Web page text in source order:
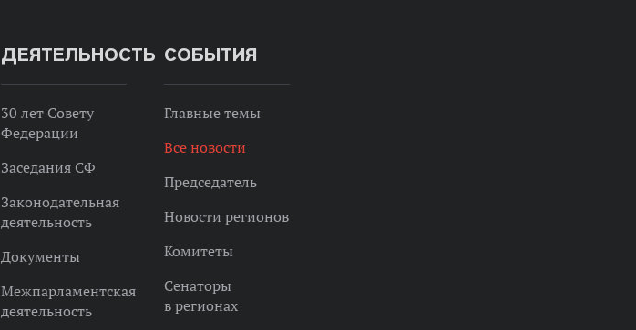
ДЕЯТЕЛЬНОСТЬ
30 лет Совету
Федерации
Заседания СФ
Законодательная
деятельность
Документы
Межпарламентская
деятельность
СОБЫТИЯ
Главные темы
Все новости
Председатель
Новости регионов
Комитеты
Сенаторы
в регионах